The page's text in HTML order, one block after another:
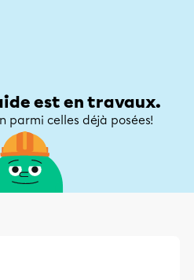
est en travaux.
parmi celles déjà posées!